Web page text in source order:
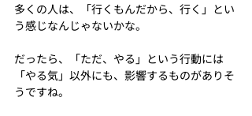
多くの人は、「行くもんだから、行く」とい
う感じなんじゃないかな。
だったら、「ただ、やる」という行動には
「やる気」以外にも、影響するものがありそ
うですね。